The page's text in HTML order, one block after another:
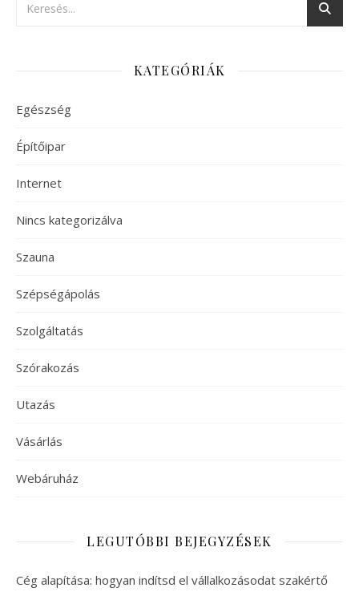
KATEGÓRIÁK
Egészség
Építőipar
Internet
Nincs kategorizálva
Szauna
Szépségápolás
Szolgáltatás
Szórakozás
Utazás
Vásárlás
Webáruház
LEGUTÓBBI BEJEGYZÉSEK
Cég alapítása: hogyan indítsd el vállalkozásodat szakértő